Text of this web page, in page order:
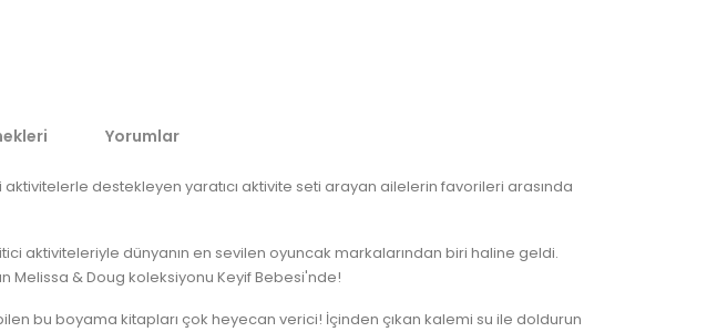
Yorumlar
destekleyen yaratıcı aktivite seti arayan ailelerin favorileri arasında
aktiviteleriyle dünyanın en sevilen oyuncak markalarından biri haline geldi.
& Doug koleksiyonu Keyif Bebesi'nde!
bu boyama kitapları çok heyecan verici! İçinden çıkan kalemi su ile doldurun